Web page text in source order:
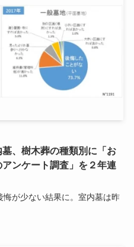
、樹木葬の種類別に「お
ンケート調査」を２年連
悔が少ない結果に。室内墓は昨